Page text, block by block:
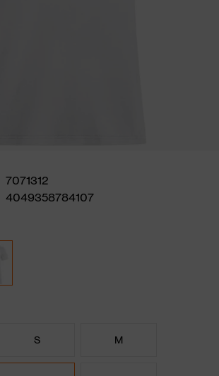
7071312
4049358784107
S M